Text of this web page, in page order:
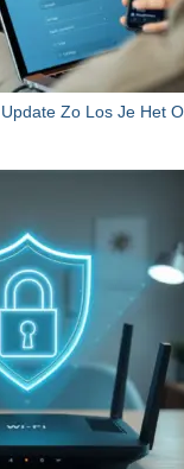
Zo Los Je Het